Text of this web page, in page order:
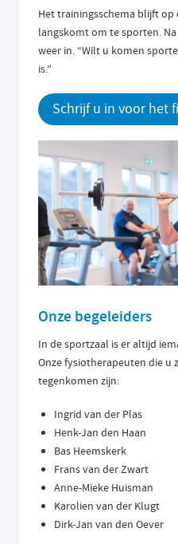
Het trainingsschema blijft
langskomt om te sporten.
weer in. “Wilt u komen
is.”
Schrijf u in voor het
Onze begeleiders
In de sportzaal is er altijd
Onze fysiotherapeuten die u
tegenkomen zijn:
Ingrid van der Plas
Henk-Jan den Haan
Bas Heemskerk
Frans van der Zwart
Anne-Mieke Huisman
Karolien van der Klugt
Dirk-Jan van den Oever